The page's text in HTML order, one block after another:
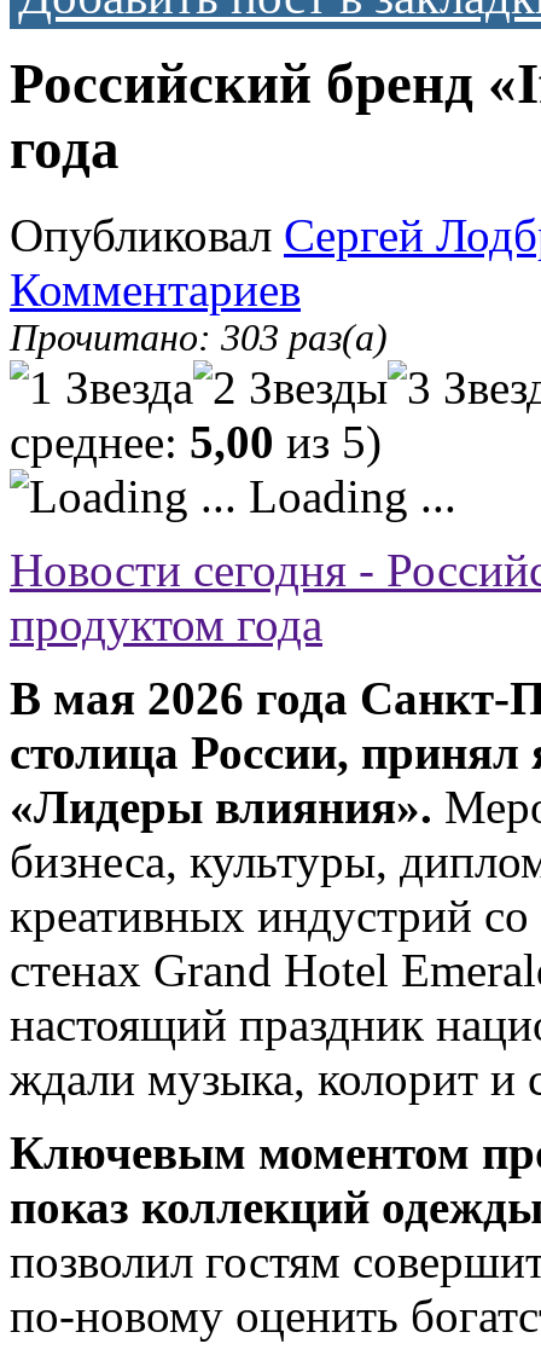
Российский бренд
года
Опубликовал Сергей
Комментариев
Прочитано: 303 раз(а)
среднее: 5,00 из 5)
Loading ...
Новости сегодня -
продуктом года
В мая 2026 года Санкт-
столица России,
«Лидеры влияния».
бизнеса, культуры,
креативных индустрий
стенах Grand Hotel
настоящий праздник
ждали музыка, колорит и
Ключевым моментом
показ коллекций
позволил гостям
по‑новому оценить